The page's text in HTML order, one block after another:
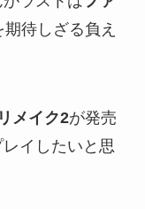
期待しざる負え
メイク2が発売
イしたいと思